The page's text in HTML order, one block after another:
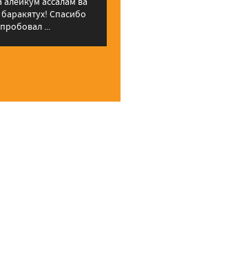
Спасибо
...